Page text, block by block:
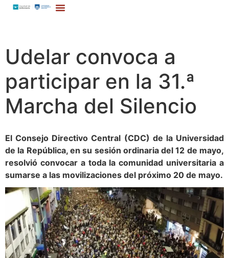
Udelar convoca a
participar en la 31.ª
Marcha del Silencio
El Consejo Directivo Central (CDC) de la Universidad
de la República, en su sesión ordinaria del 12 de mayo,
resolvió convocar a toda la comunidad universitaria a
sumarse a las movilizaciones del próximo 20 de mayo.